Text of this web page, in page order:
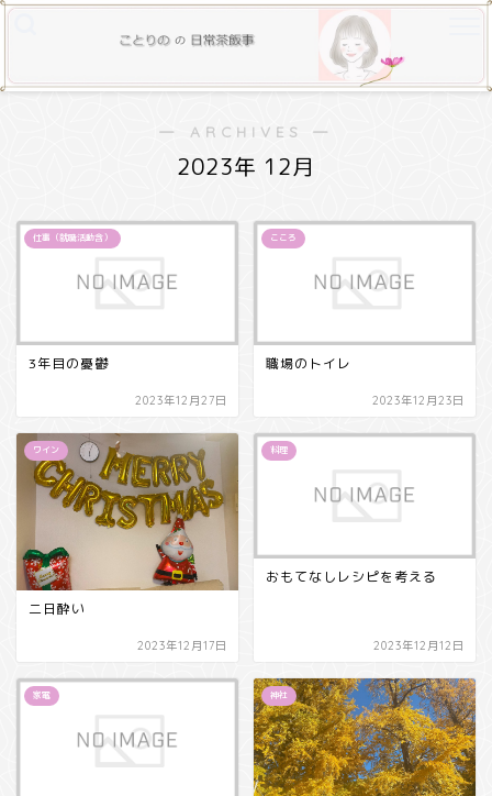
― ARCHIVES ―
2023年 12月
仕事（就職活動含）
3年目の憂鬱
2023年12月27日
こころ
職場のトイレ
2023年12月23日
ワイン
二日酔い
2023年12月17日
料理
おもてなしレシピを考える
2023年12月12日
家電 神社